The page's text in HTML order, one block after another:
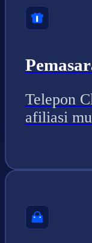
Telepon
afiliasi